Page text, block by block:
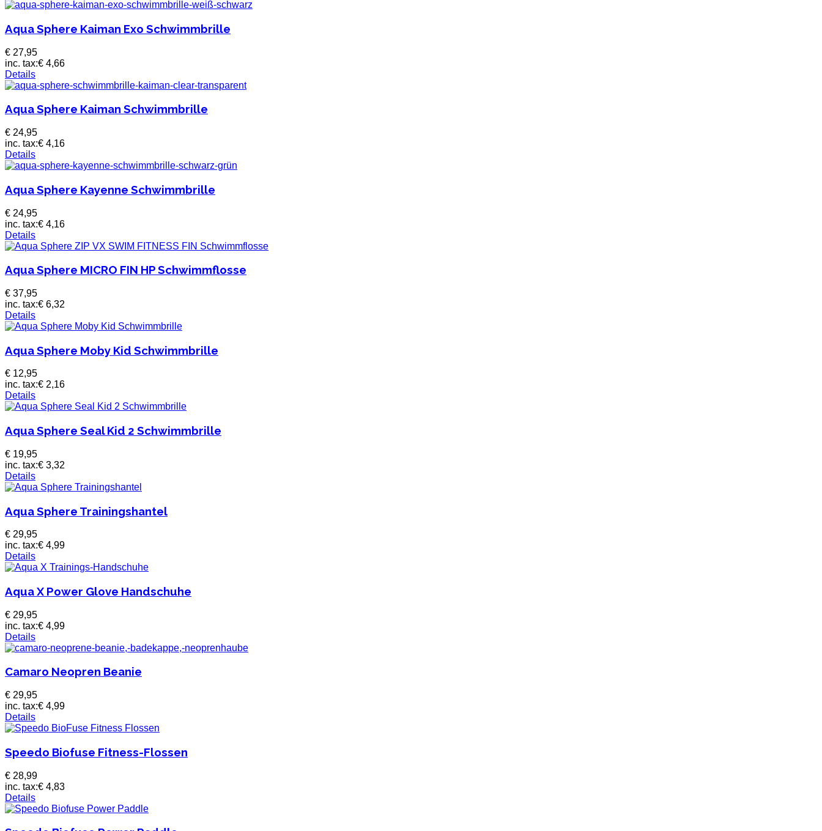
Aqua Sphere Kaiman Exo Schwimmbrille
€ 27,95
inc. tax:€ 4,66
Details
Aqua Sphere Kaiman Schwimmbrille
€ 24,95
inc. tax:€ 4,16
Details
Aqua Sphere Kayenne Schwimmbrille
€ 24,95
inc. tax:€ 4,16
Details
Aqua Sphere MICRO FIN HP Schwimmflosse
€ 37,95
inc. tax:€ 6,32
Details
Aqua Sphere Moby Kid Schwimmbrille
€ 12,95
inc. tax:€ 2,16
Details
Aqua Sphere Seal Kid 2 Schwimmbrille
€ 19,95
inc. tax:€ 3,32
Details
Aqua Sphere Trainingshantel
€ 29,95
inc. tax:€ 4,99
Details
Aqua X Power Glove Handschuhe
€ 29,95
inc. tax:€ 4,99
Details
Camaro Neopren Beanie
€ 29,95
inc. tax:€ 4,99
Details
Speedo Biofuse Fitness-Flossen
€ 28,99
inc. tax:€ 4,83
Details